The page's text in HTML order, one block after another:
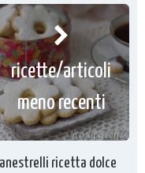
ricette/articoli
meno recenti
ricetta dolce